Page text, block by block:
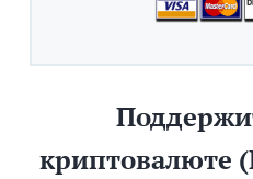
криптовалюте